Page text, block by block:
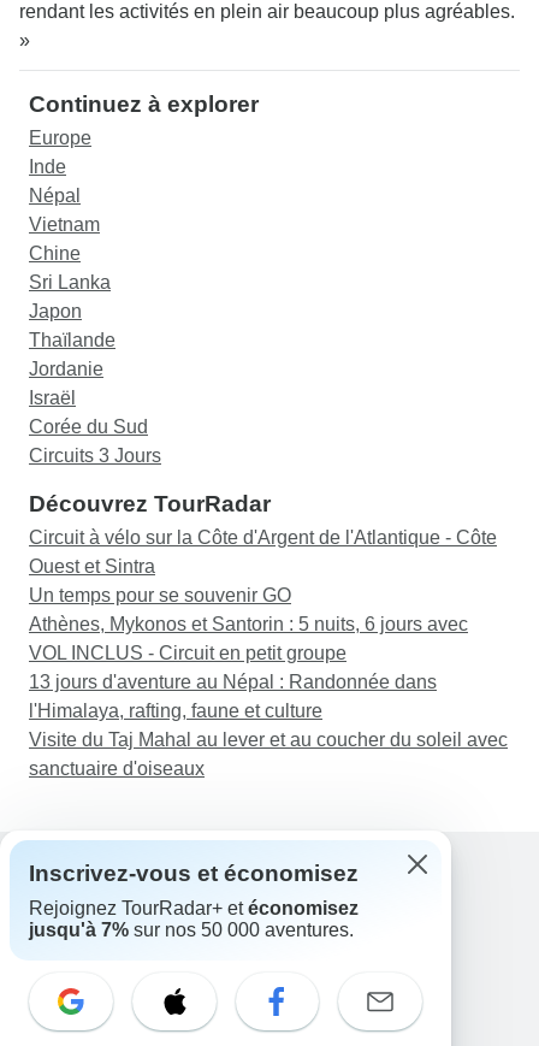
rendant les activités en plein air beaucoup plus agréables.
»
Continuez à explorer
Europe
Inde
Népal
Vietnam
Chine
Sri Lanka
Japon
Thaïlande
Jordanie
Israël
Corée du Sud
Circuits 3 Jours
Découvrez TourRadar
Circuit à vélo sur la Côte d'Argent de l'Atlantique - Côte
Ouest et Sintra
Un temps pour se souvenir GO
Athènes, Mykonos et Santorin : 5 nuits, 6 jours avec
VOL INCLUS - Circuit en petit groupe
13 jours d'aventure au Népal : Randonnée dans
l'Himalaya, rafting, faune et culture
Visite du Taj Mahal au lever et au coucher du soleil avec
sanctuaire d'oiseaux
Assistance
Contactez-nous
E-mail: support@tourradar.com
Sélectionnez la langue
Inscrivez-vous et économisez
Rejoignez TourRadar+ etéconomisez
jusqu'à 7% sur nos 50 000 aventures.